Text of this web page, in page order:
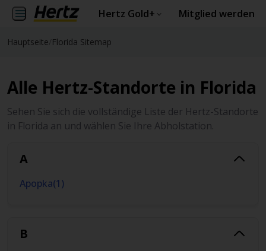
Hertz Gold+ Mitglied werden
Hauptseite Florida Sitemap
Alle Hertz-Standorte in Florida
Sehen Sie sich die vollständige Liste der Hertz-Standorte
in Florida an und wählen Sie Ihre Abholstation.
A
Apopka(1)
B